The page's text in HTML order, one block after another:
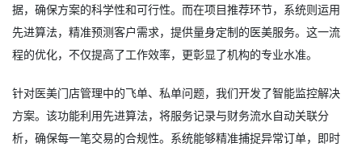
据，确保方案的科学性和可行性。而在项目推荐环节，系统则运用
先进算法，精准预测客户需求，提供量身定制的医美服务。这一流
程的优化，不仅提高了工作效率，更彰显了机构的专业水准。
针对医美门店管理中的飞单、私单问题，我们开发了智能监控解决
方案。该功能利用先进算法，将服务记录与财务流水自动关联分
析，确保每一笔交易的合规性。系统能够精准捕捉异常订单，即时